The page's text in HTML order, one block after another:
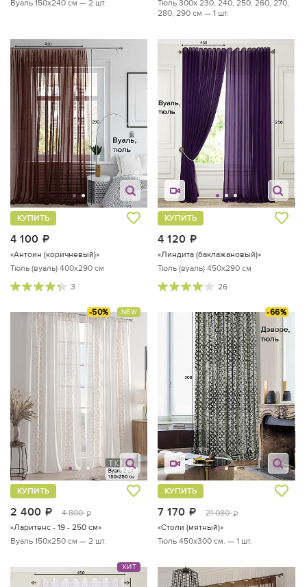
Вуаль 150х240 см — 2 шт.
Тюль 300х 230, 240, 250, 260, 270,
280, 290 см — 1 шт.
4 100
КУПИТЬ
«Антоин (коричневый)»
Тюль (вуаль) 400х290 см
3
4 120
КУПИТЬ
«Линдита (баклажановый)»
Тюль (вуаль) 450х290 см
26
-50% NEW
2 400 руб.
4 800 руб.
КУПИТЬ
«Ларитенс - 19 - 250 см»
Вуаль 150х250 см — 2 шт.
-66%
7 170 руб.
21 080 руб.
КУПИТЬ
«Столи (мятный)»
Тюль 450х300 см. — 1 шт.
ХИТ